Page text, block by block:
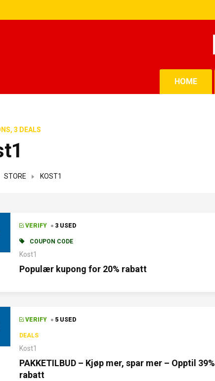
HOME
3 DEALS
STORE KOST1
VERIFY 3 USED
COUPON CODE
Kost1
Populær kupong for 20% rabatt
VERIFY 5 USED
DEALS
Kost1
PAKKETILBUD – Kjøp mer, spar mer – Opptil 39%
rabatt